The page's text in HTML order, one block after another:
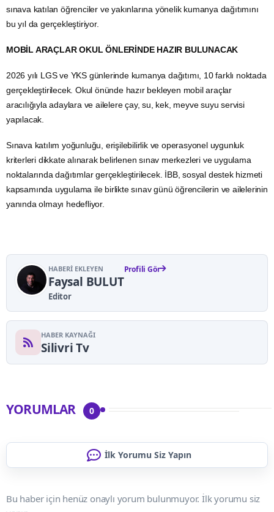
sınava katılan öğrenciler ve yakınlarına yönelik kumanya dağıtımını
bu yıl da gerçekleştiriyor.
MOBİL ARAÇLAR OKUL ÖNLERİNDE HAZIR BULUNACAK
2026 yılı LGS ve YKS günlerinde kumanya dağıtımı, 10 farklı noktada
gerçekleştirilecek. Okul önünde hazır bekleyen mobil araçlar
aracılığıyla adaylara ve ailelere çay, su, kek, meyve suyu servisi
yapılacak.
Sınava katılım yoğunluğu, erişilebilirlik ve operasyonel uygunluk
kriterleri dikkate alınarak belirlenen sınav merkezleri ve uygulama
noktalarında dağıtımlar gerçekleştirilecek. İBB, sosyal destek hizmeti
kapsamında uygulama ile birlikte sınav günü öğrencilerin ve ailelerinin
yanında olmayı hedefliyor.
HABERI EKLEYEN
Faysal BULUT
Editor
Profili Gör
HABER KAYNAĞI
Silivri Tv
YORUMLAR 0
İlk Yorumu Siz Yapın
Bu haber için henüz onaylı yorum bulunmuyor. İlk yorumu siz